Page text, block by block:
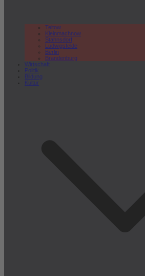
Teltow
Kleinmachnow
Stahnsdorf
Ludwigsfelde
Berlin
Brandenburg
Wirtschaft
Politik
Bildung
Kultur